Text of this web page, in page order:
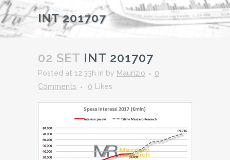
INT 201707
02 SET INT 201707
Posted at 12:33h in by Maurizio
0
Comments
0 Likes